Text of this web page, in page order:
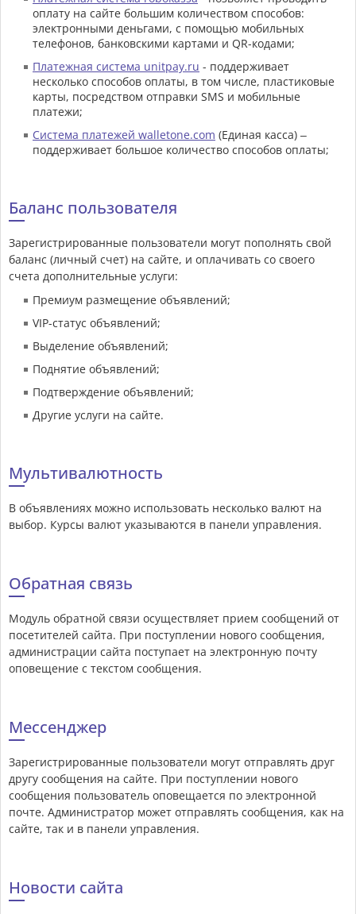
оплату на сайте большим количеством способов:
электронными деньгами, с помощью мобильных
телефонов, банковскими картами и QR-кодами;
Платежная система unitpay.ru - поддерживает
несколько способов оплаты, в том числе, пластиковые
карты, посредством отправки SMS и мобильные
платежи;
Система платежей walletone.com (Единая касса) –
поддерживает большое количество способов оплаты;
Баланс пользователя
Зарегистрированные пользователи могут пополнять свой
баланс (личный счет) на сайте, и оплачивать со своего
счета дополнительные услуги:
Премиум размещение объявлений;
VIP-статус объявлений;
Выделение объявлений;
Поднятие объявлений;
Подтверждение объявлений;
Другие услуги на сайте.
Мультивалютность
В объявлениях можно использовать несколько валют на
выбор. Курсы валют указываются в панели управления.
Обратная связь
Модуль обратной связи осуществляет прием сообщений от
посетителей сайта. При поступлении нового сообщения,
администрации сайта поступает на электронную почту
оповещение с текстом сообщения.
Мессенджер
Зарегистрированные пользователи могут отправлять друг
другу сообщения на сайте. При поступлении нового
сообщения пользователь оповещается по электронной
почте. Администратор может отправлять сообщения, как на
сайте, так и в панели управления.
Новости сайта